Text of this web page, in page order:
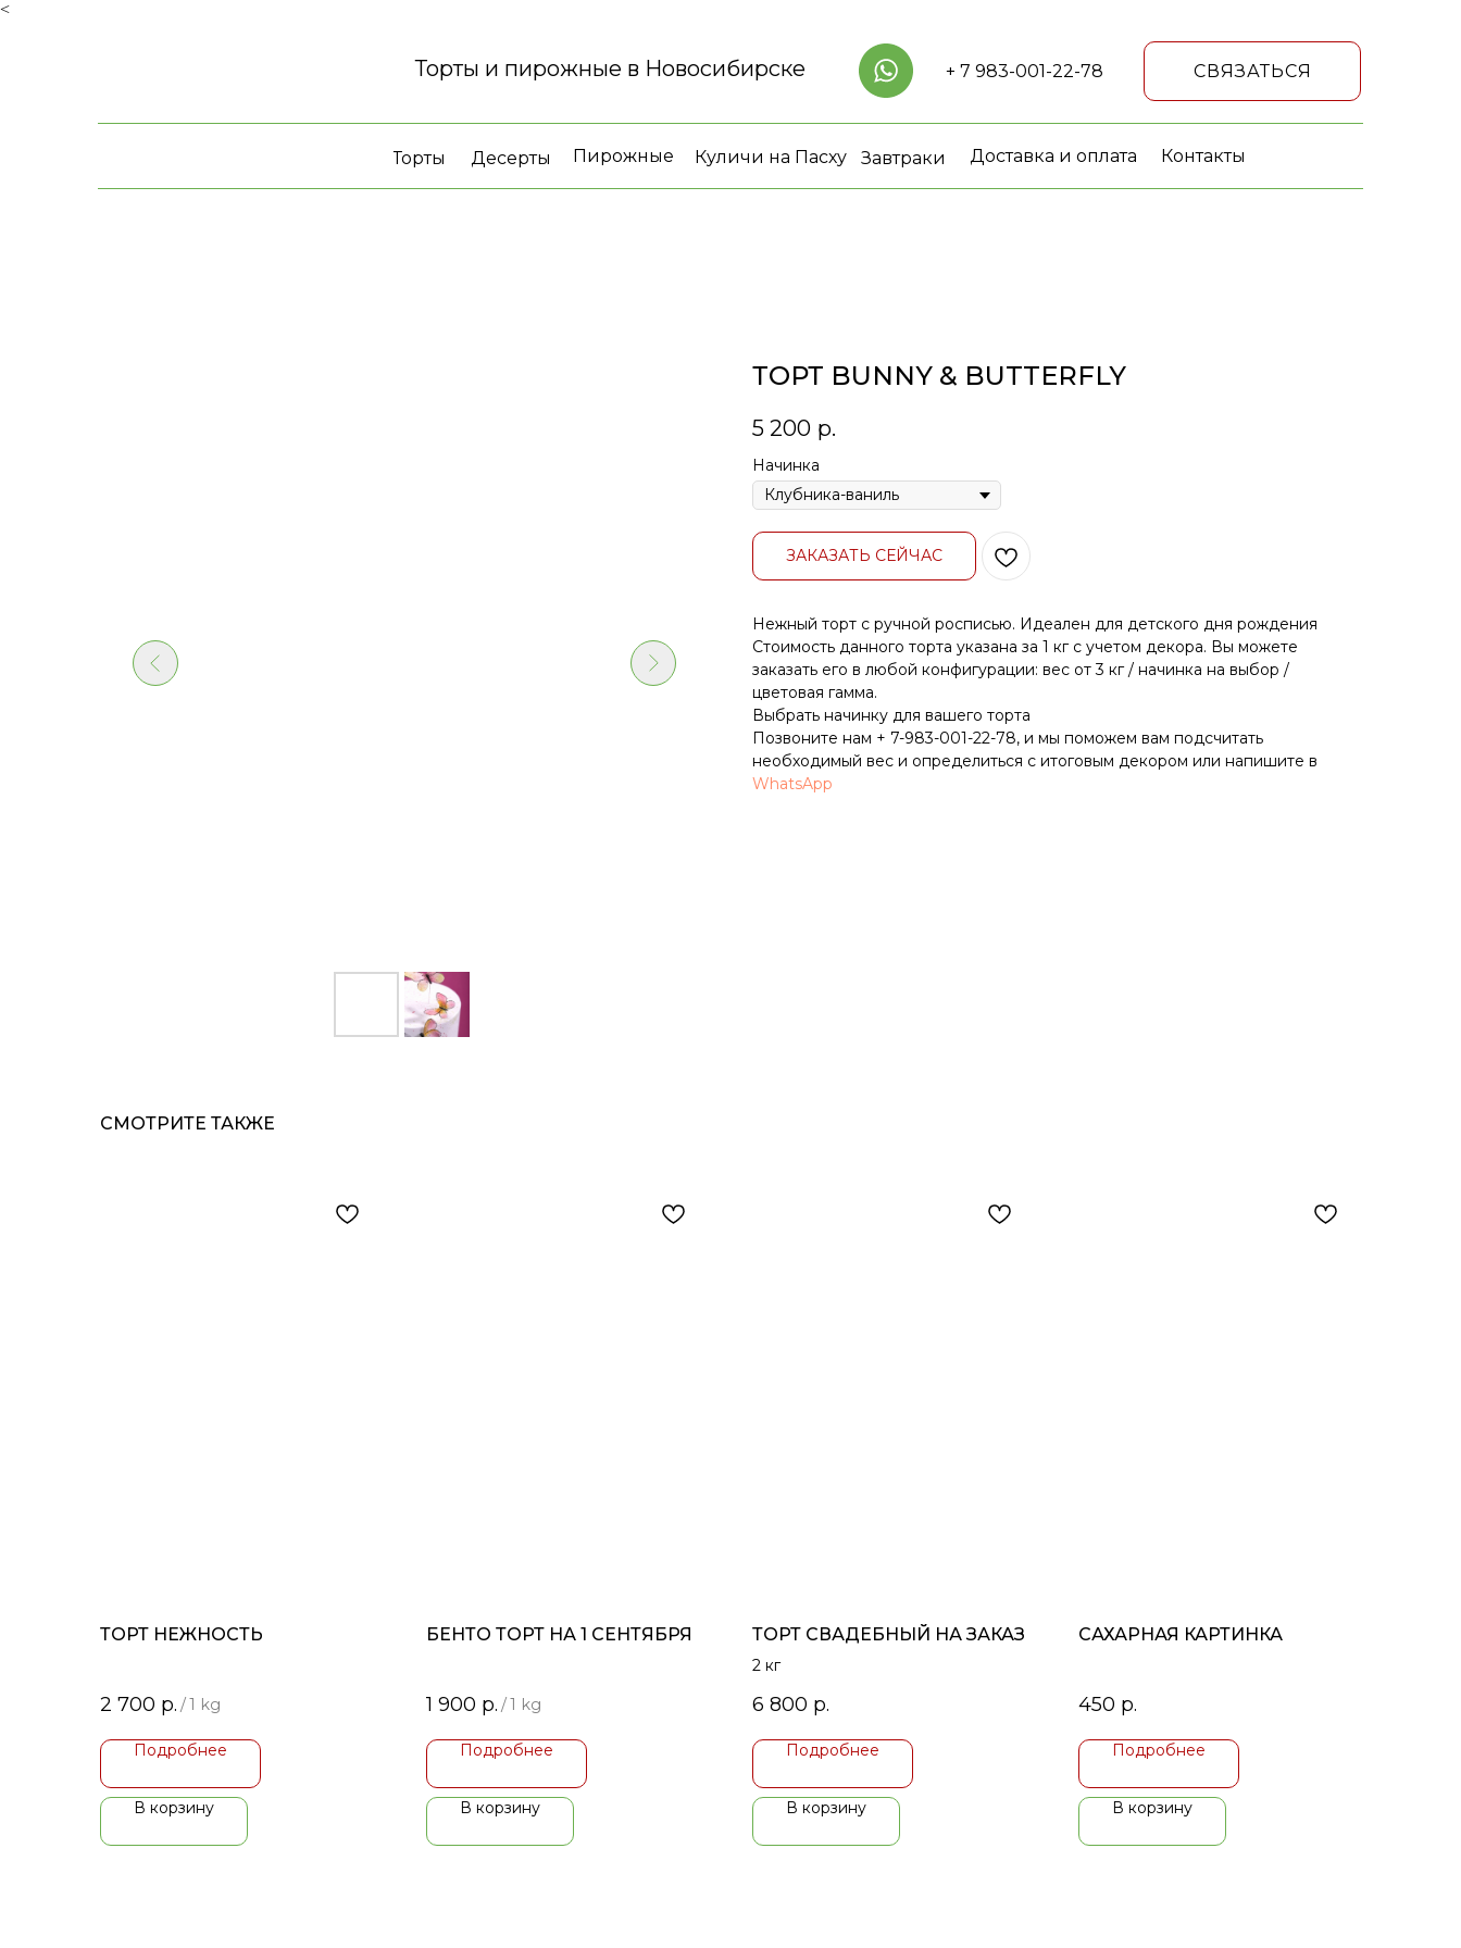
<
+ 7 983-001-22-78
Торты
СВЯЗАТЬСЯ
Доставка и оплата Контакты
Торты и пирожные в Новосибирске
Десерты Куличи на Пасху
Пирожные Завтраки
ТОРТ BUNNY & BUTTERFLY
5 200 р.
Начинка
ЗАКАЗАТЬ СЕЙЧАС
Нежный торт с ручной росписью. Идеален для детского дня рождения
Стоимость данного торта указана за 1 кг с учетом декора. Вы можете
заказать его в любой конфигурации: вес от 3 кг / начинка на выбор /
цветовая гамма.
Выбрать начинку для вашего торта
Позвоните нам + 7-983-001-22-78, и мы поможем вам подсчитать
необходимый вес и определиться с итоговым декором или напишите в
WhatsApp
СМОТРИТЕ ТАКЖЕ
ТОРТ НЕЖНОСТЬ
2 700 р. /1 kg
Подробнее
В корзину
БЕНТО ТОРТ НА 1 СЕНТЯБРЯ
1 900 р. /1 kg
Подробнее
В корзину
ТОРТ СВАДЕБНЫЙ НА ЗАКАЗ
2 кг
6 800 р.
Подробнее
В корзину
САХАРНАЯ КАРТИНКА
450 р.
Подробнее
В корзину